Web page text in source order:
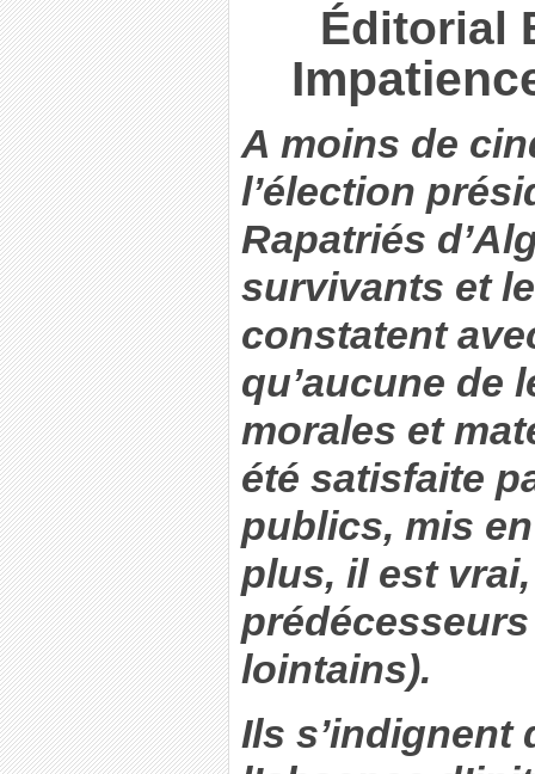
Éditorial
A moins de
l’élection
Rapatriés
survivants et
constatent
qu’aucune de
morales et
été satisfaite
publics, mis
plus, il est
lointains).
Ils s’indignent